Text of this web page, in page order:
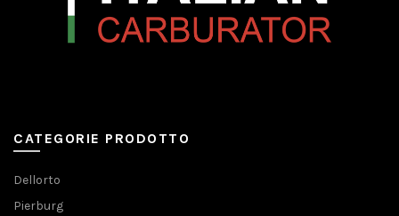
CATEGORIE PRODOTTO
Dellorto
Pierburg